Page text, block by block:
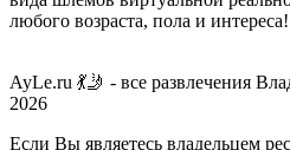
любого возраста, пола и
AyLe.ru 💃🤳 - все развлечения
2026
Если Вы являетесь владельцем